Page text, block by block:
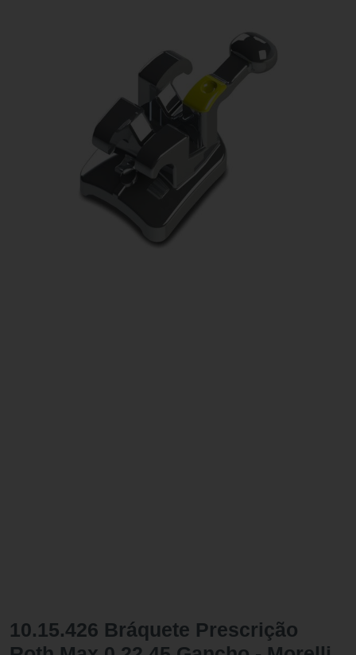
10.15.426 Bráquete Prescrição